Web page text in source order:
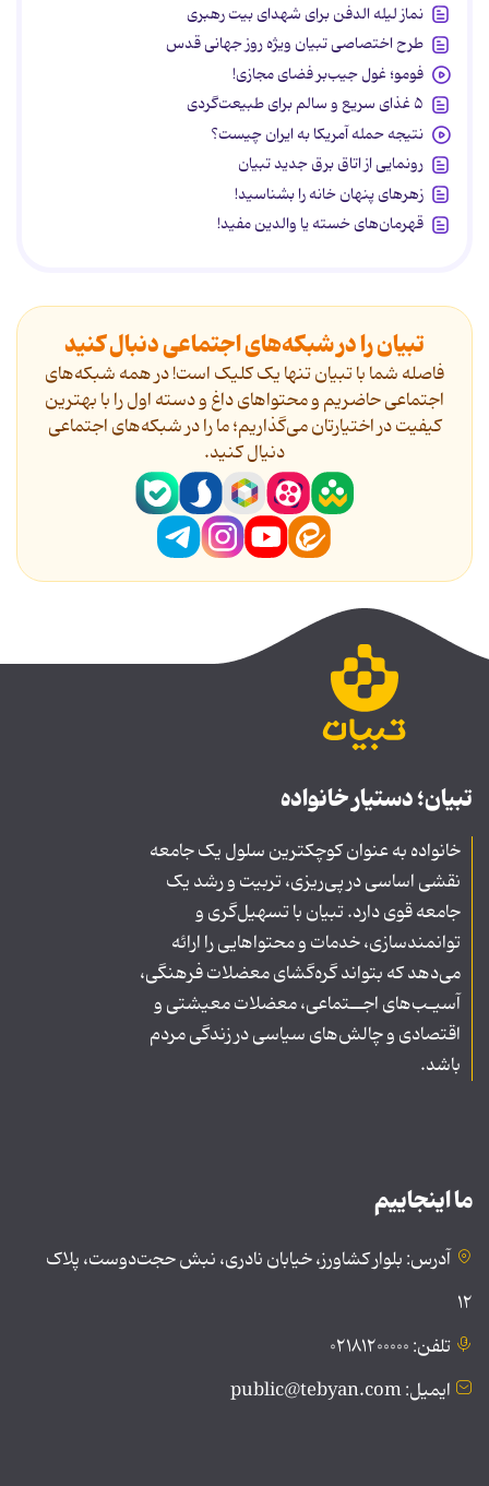
نماز لیله الدفن برای شهدای بیت رهبری
طرح اختصاصی تبیان ویژه روز جهانی قدس
فومو؛ غول جیب‌بر فضای مجازی!
۵ غذای سریع و سالم برای طبیعت‌گردی
نتیجه حمله آمریکا به ایران چیست؟
رونمایی از اتاق برق جدید تبیان
زهرهای پنهان خانه را بشناسید!
قهرمان‌های خسته یا والدین مفید!
تبیان را در شبکه‌های اجتماعی دنبال کنید
فاصله شما با تبیان تنها یک کلیک است! در همه شبکه‌های
اجتماعی حاضریم و محتواهای داغ و دسته اول را با بهترین
کیفیت در اختیارتان می‌گذاریم؛ ما را در شبکه‌های اجتماعی
دنیال کنید.
تبیان؛ دستیار خانواده
خانواده به عنوان کوچکترین سلول یک جامعه
نقشی اساسی در پی‌ریزی، تربیت و رشد یک
جامعه قوی دارد. تبیان با تسهیل‌گری و
توانمندسازی، خدمات و محتواهایی را ارائه
می‌دهد که بتواند گره‌گشای معضلات فرهنگی،
آسیـب‌های اجــتماعی، معضلات معیشتی و
اقتصادی و چالش‌های سیاسی در زندگی مردم
باشد.
ما اینجاییم
آدرس: بلوار کشاورز، خیابان نادری، نبش حجت‌دوست، پلاک
۱۲
تلفن: ۰۲۱۸۱۲۰۰۰۰۰
ایمیل: public@tebyan.com